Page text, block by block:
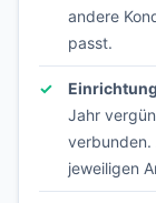
andere
passt.
Jahr
verbunden.
jeweiligen